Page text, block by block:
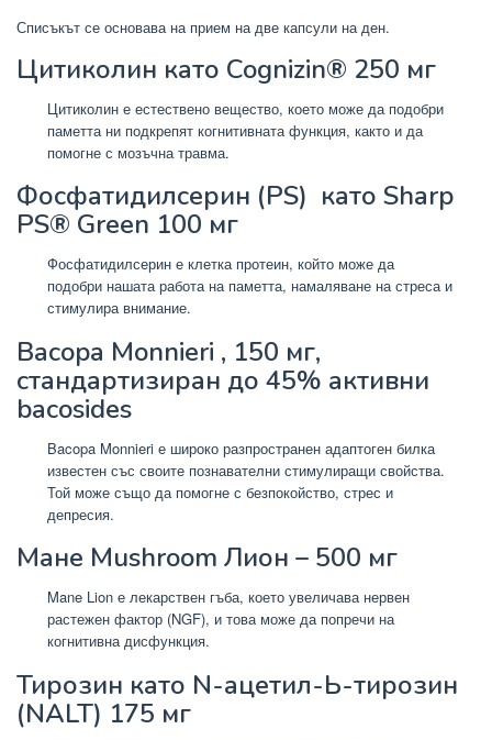
Списъкът се основава на прием на две капсули на ден.
Цитиколин като Cognizin® 250 мг
Цитиколин е естествено вещество, което може да подобри
паметта ни подкрепят когнитивната функция, както и да
помогне с мозъчна травма.
Фосфатидилсерин (PS) като Sharp
PS® Green 100 мг
Фосфатидилсерин е клетка протеин, който може да
подобри нашата работа на паметта, намаляване на стреса и
стимулира внимание.
Bacopa Monnieri , 150 мг,
стандартизиран до 45% активни
bacosides
Bacopa Monnieri е широко разпространен адаптоген билка
известен със своите познавателни стимулиращи свойства.
Той може също да помогне с безпокойство, стрес и
депресия.
Мане Mushroom Лион – 500 мг
Mane Lion е лекарствен гъба, което увеличава нервен
растежен фактор (NGF), и това може да попречи на
когнитивна дисфункция.
Тирозин като N-ацетил-Ь-тирозин
(NALT) 175 мг